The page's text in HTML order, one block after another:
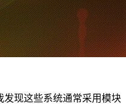
现这些系统通常采用模块